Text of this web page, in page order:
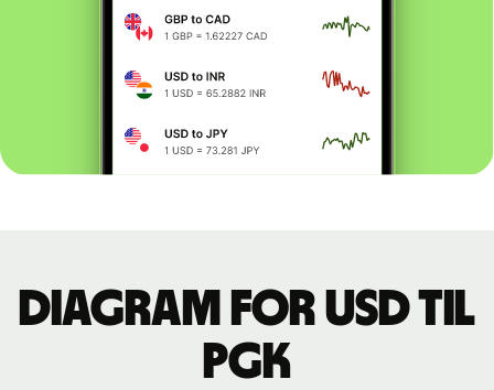
Diagram for USD til
PGK